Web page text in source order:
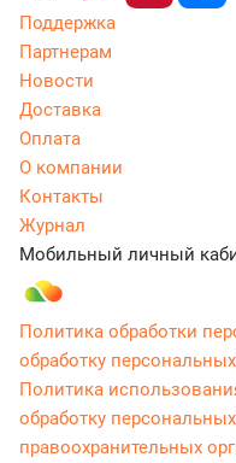
Поддержка
Партнерам
Новости
Доставка
Оплата
О компании
Контакты
Журнал
Мобильный личный
Политика обработки
обработку
Политика
обработку
правоохранительных